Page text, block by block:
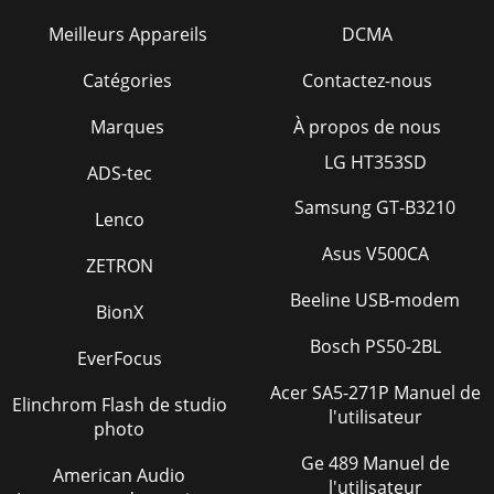
Meilleurs Appareils
Catégories
Marques
DCMA
Contactez-nous
À propos de nous
ADS-tec
Lenco
ZETRON
BionX
EverFocus
Elinchrom Flash de studio
photo
American Audio
LG HT353SD
Samsung GT-B3210
Asus V500CA
Beeline USB-modem
Bosch PS50-2BL
Acer SA5-271P Manuel de
l'utilisateur
Ge 489 Manuel de
l'utilisateur